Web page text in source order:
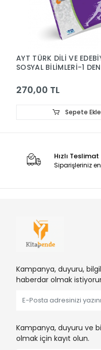
AYT TÜRK DİLİ VE
SOSYAL BİLİMLERİ-1
270,00 TL
Sepete Ekle
Hızlı Teslimat
Siparişleriniz
Kampanya, duyuru,
haberdar olmak
Kampanya, duyuru ve
olmak için kayıt olun.